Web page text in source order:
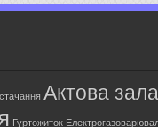
Актова зала
Гуртожиток